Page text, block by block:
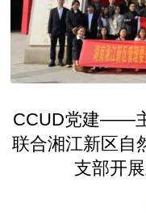
CCUD党建——
联合湘江新区自
支部开